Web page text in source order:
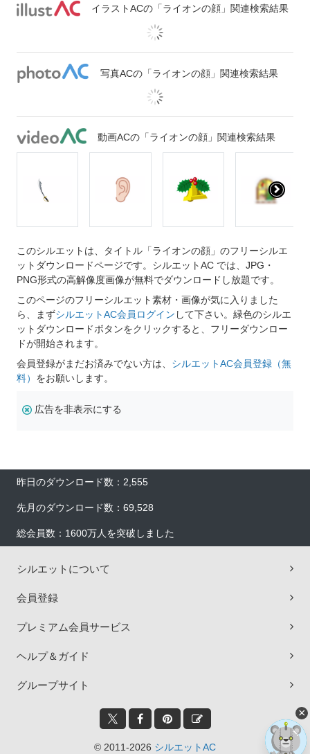
イラストACの「ライオンの顔」関連検索結果
写真ACの「ライオンの顔」関連検索結果
動画ACの「ライオンの顔」関連検索結果
このシルエットは、タイトル「ライオンの顔」のフリーシルエ
ットダウンロードページです。シルエットAC では、JPG・
PNG形式の高解像度画像が無料でダウンロードし放題です。
このページのフリーシルエット素材・画像が気に入りました
ら、まずシルエットAC会員ログイン して下さい。緑色のシルエ
ットダウンロードボタンをクリックすると、フリーダウンロー
ドが開始されます。
会員登録がまだお済みでない方は、 シルエットAC会員登録（無
料） をお願いします。
広告を非表示にする
昨日のダウンロード数：2,555
先月のダウンロード数：69,528
総会員数：1600万人を突破しました
シルエットについて
会員登録
プレミアム会員サービス
ヘルプ＆ガイド
グループサイト
© 2011-2026 シルエットAC
×